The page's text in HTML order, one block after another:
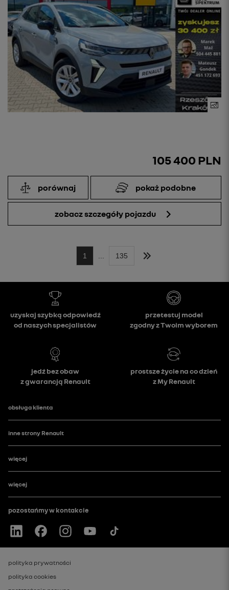
105 400 PLN
porównaj pokaż podobne
zobacz szczegóły pojazdu
1 135